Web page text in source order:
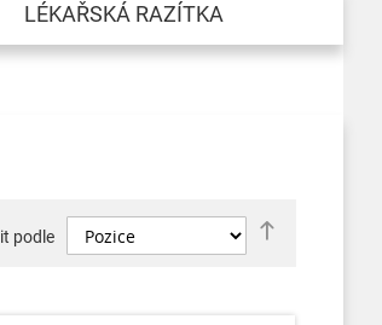
LÉKAŘSKÁ RAZÍTKA
podle